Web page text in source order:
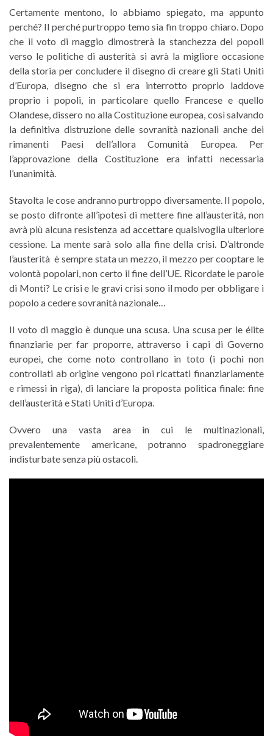
Certamente mentono, lo abbiamo spiegato, ma appunto
perché? Il perché purtroppo temo sia fin troppo chiaro. Dopo
che il voto di maggio dimostrerà la stanchezza dei popoli
verso le politiche di austerità si avrà la migliore occasione
della storia per concludere il disegno di creare gli Stati Uniti
d’Europa, disegno che si era interrotto proprio laddove
proprio i popoli, in particolare quello Francese e quello
Olandese, dissero no alla Costituzione europea, così salvando
la definitiva distruzione delle sovranità nazionali anche dei
rimanenti Paesi dell’allora Comunità Europea. Per
l’approvazione della Costituzione era infatti necessaria
l’unanimità.
Stavolta le cose andranno purtroppo diversamente. Il popolo,
se posto difronte all’ipotesi di mettere fine all’austerità, non
avrà più alcuna resistenza ad accettare qualsivoglia ulteriore
cessione. La mente sarà solo alla fine della crisi. D’altronde
l’austerità è sempre stata un mezzo, il mezzo per cooptare le
volontà popolari, non certo il fine dell’UE. Ricordate le parole
di Monti? Le crisi e le gravi crisi sono il modo per obbligare i
popolo a cedere sovranità nazionale…
Il voto di maggio è dunque una scusa. Una scusa per le élite
finanziarie per far proporre, attraverso i capi di Governo
europei, che come noto controllano in toto (i pochi non
controllati ab origine vengono poi ricattati finanziariamente
e rimessi in riga), di lanciare la proposta politica finale: fine
dell’austerità e Stati Uniti d’Europa.
Ovvero una vasta area in cui le multinazionali,
prevalentemente americane, potranno spadroneggiare
indisturbate senza più ostacoli.